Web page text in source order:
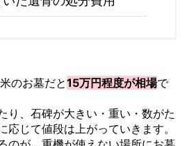
のお墓だと15万円程度が相場で
り、石碑が大きい・重い・数がた
応じて値段は上がっていきます。